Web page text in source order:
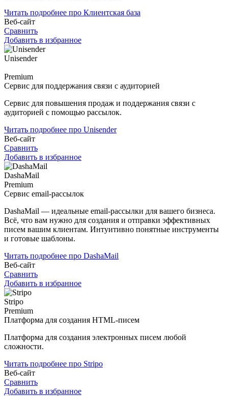
Читать подробнее про Клиентская база
Веб-сайт
Сравнить
Добавить в избранное
Unisender
Premium
Сервис для поддержания связи с аудиторией
Сервис для повышения продаж и поддержания связи с
аудиторией с помощью рассылок.
Читать подробнее про Unisender
Веб-сайт
Сравнить
Добавить в избранное
DashaMail
Premium
Сервис email-рассылок
DashaMail — идеальные email-рассылки для вашего бизнеса.
Всё, что вам нужно для создания и отправки эффективных
писем вашим клиентам. Интуитивно понятные инструменты
и готовые шаблоны.
Читать подробнее про DashaMail
Веб-сайт
Сравнить
Добавить в избранное
Stripo
Premium
Платформа для создания HTML-писем
Платформа для создания электронных писем любой
сложности.
Читать подробнее про Stripo
Веб-сайт
Сравнить
Добавить в избранное